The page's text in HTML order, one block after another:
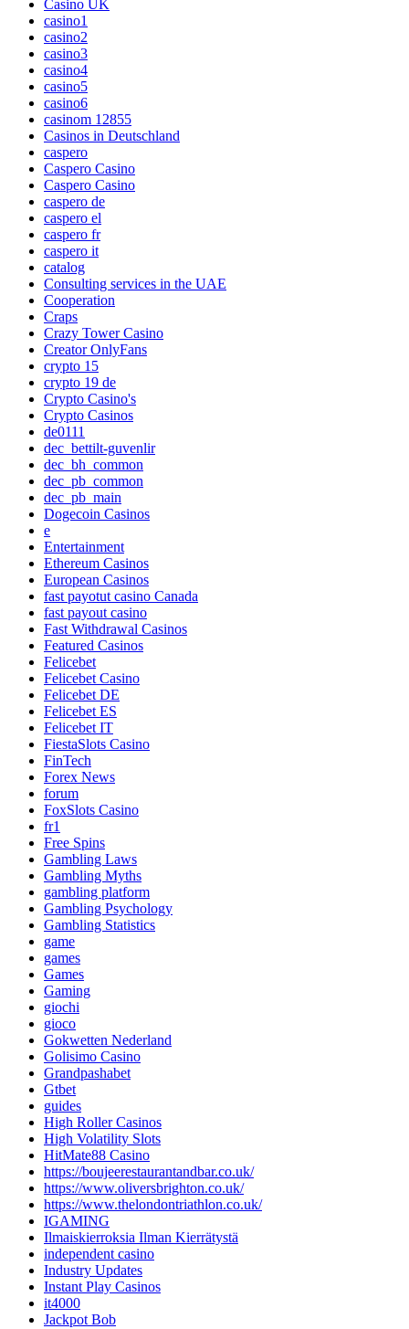
Casino UK
casino1
casino2
casino3
casino4
casino5
casino6
casinom 12855
Casinos in Deutschland
caspero
Caspero Casino
Caspero Casino
caspero de
caspero el
caspero fr
caspero it
catalog
Consulting services in the UAE
Cooperation
Craps
Crazy Tower Сasino
Creator OnlyFans
crypto 15
crypto 19 de
Crypto Casino's
Crypto Casinos
de0111
dec_bettilt-guvenlir
dec_bh_common
dec_pb_common
dec_pb_main
Dogecoin Casinos
e
Entertainment
Ethereum Casinos
European Casinos
fast payotut casino Canada
fast payout casino
Fast Withdrawal Casinos
Featured Casinos
Felicebet
Felicebet Casino
Felicebet DE
Felicebet ES
Felicebet IT
FiestaSlots Casino
FinTech
Forex News
forum
FoxSlots Casino
fr1
Free Spins
Gambling Laws
Gambling Myths
gambling platform
Gambling Psychology
Gambling Statistics
game
games
Games
Gaming
giochi
gioco
Gokwetten Nederland
Golisimo Casino
Grandpashabet
Gtbet
guides
High Roller Casinos
High Volatility Slots
HitMate88 Casino
https://boujeerestaurantandbar.co.uk/
https://www.oliversbrighton.co.uk/
https://www.thelondontriathlon.co.uk/
IGAMING
Ilmaiskierroksia Ilman Kierrätystä
independent casino
Industry Updates
Instant Play Casinos
it4000
Jackpot Bob